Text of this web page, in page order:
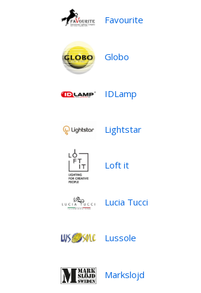
Favourite
Globo
IDLamp
Lightstar
Loft it
Lucia Tucci
Lussole
Markslojd